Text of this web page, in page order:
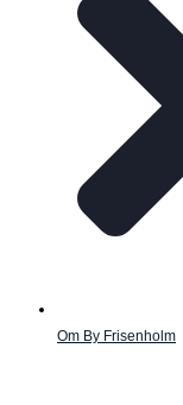
Om By Frisenholm